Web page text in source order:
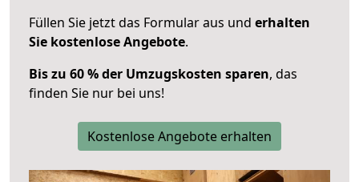
Füllen Sie jetzt das Formular aus und erhalten
Sie kostenlose Angebote.
Bis zu 60 % der Umzugskosten sparen, das
finden Sie nur bei uns!
Kostenlose Angebote erhalten